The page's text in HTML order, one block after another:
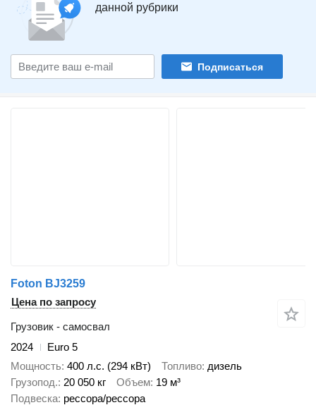
данной рубрики
Подписаться
Foton BJ3259
Цена по запросу
Грузовик - самосвал
2024
Euro 5
Мощность 400 л.с. (294 кВт) Топливо дизель
Грузопод. 20 050 кг Объем 19 м³
Подвеска рессора/рессора